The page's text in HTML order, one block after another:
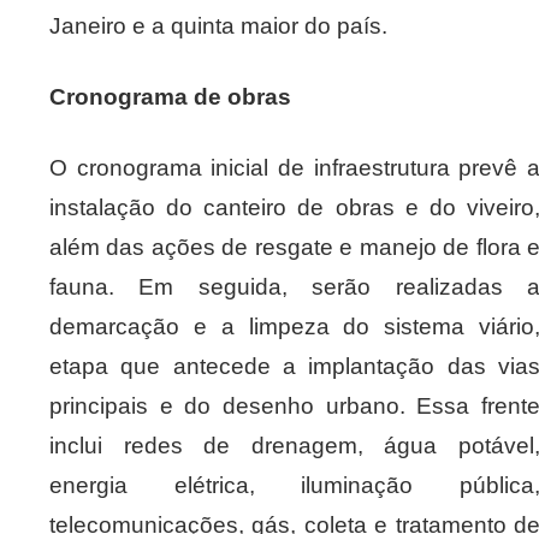
Janeiro e a quinta maior do país.
Cronograma de obras
O cronograma inicial de infraestrutura prevê a
instalação do canteiro de obras e do viveiro,
além das ações de resgate e manejo de flora e
fauna. Em seguida, serão realizadas a
demarcação e a limpeza do sistema viário,
etapa que antecede a implantação das vias
principais e do desenho urbano. Essa frente
inclui redes de drenagem, água potável,
energia elétrica, iluminação pública,
telecomunicações, gás, coleta e tratamento de